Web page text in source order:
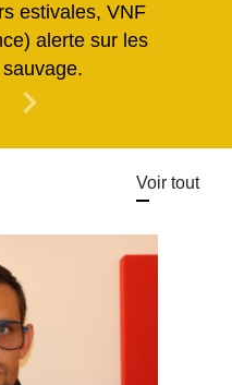
estivales, VNF
alerte sur les
chevron_right
Voir tout